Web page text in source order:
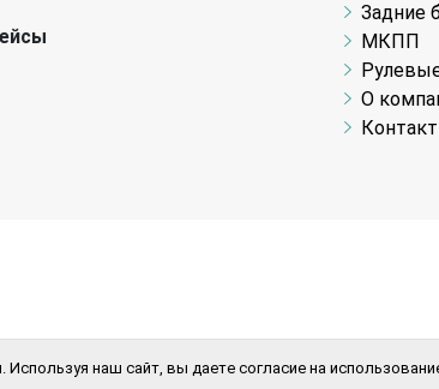
Задние
МКПП
О
наш сайт, вы даете согласие на